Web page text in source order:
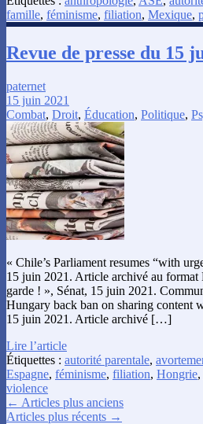
famille, féminisme, filiation, Mexique,
Revue de presse du 15
paternet
15 juin 2021
Combat, Droit, Éducation, Politique,
« Chile’s Parliament resumes “with
15 juin 2021. Article archivé au format
garde ! », Sénat, 15 juin 2021.
Hungary back ban on sharing content
15 juin 2021. Article archivé […]
Lire l’article
Étiquettes : autorité parentale,
Espagne, féminisme, filiation, Hongrie,
violence
← Articles plus anciens
Articles plus récents →